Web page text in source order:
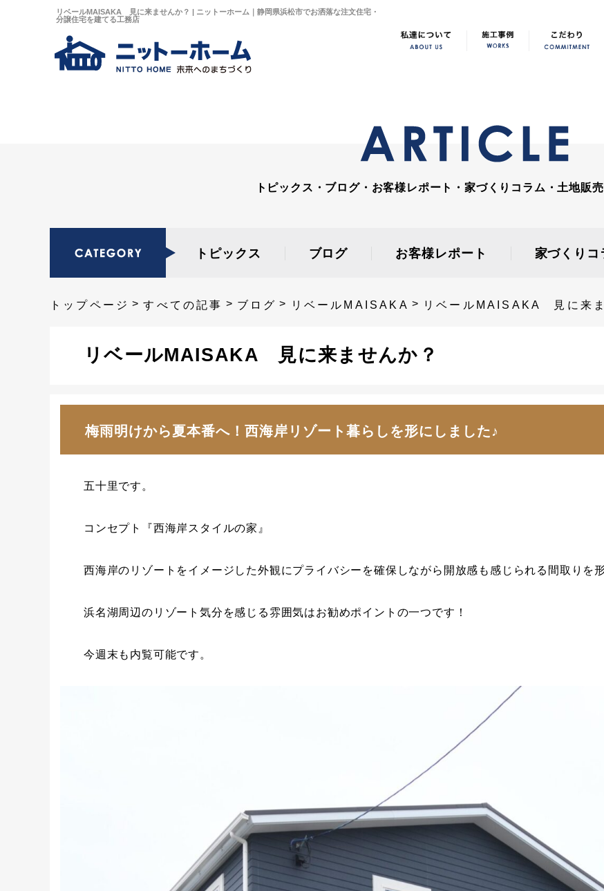
リベールMAISAKA 見に来ませんか？ | ニットーホーム｜静岡県浜松市でお洒落な注文住宅・
分譲住宅を建てる工務店
トピックス・ブログ・お客様レポート・家づくりコラム・土地販
トピックス ブログ お客様レポート 家づくりコ
トップページ すべての記事 ブログ リベールMAISAKA リベールMAISAKA 見に来ま
リベールMAISAKA 見に来ませんか？
梅雨明けから夏本番へ！西海岸リゾート暮らしを形にしました♪
五十里です。
コンセプト『西海岸スタイルの家』
西海岸のリゾートをイメージした外観にプライバシーを確保しながら開放感も感じられる間取りを形
浜名湖周辺のリゾート気分を感じる雰囲気はお勧めポイントの一つです！
今週末も内覧可能です。